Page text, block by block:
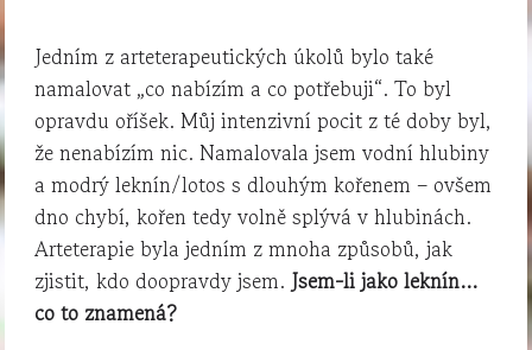
Jedním z arteterapeutických úkolů bylo také
namalovat „co nabízím a co potřebuji“. To byl
opravdu oříšek. Můj intenzivní pocit z té doby byl,
že nenabízím nic. Namalovala jsem vodní hlubiny
a modrý leknín/lotos s dlouhým kořenem – ovšem
dno chybí, kořen tedy volně splývá v hlubinách.
Arteterapie byla jedním z mnoha způsobů, jak
zjistit, kdo doopravdy jsem. Jsem-li jako leknín…
co to znamená?